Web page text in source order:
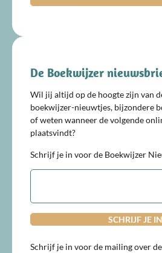
De Boekwijzer
Wil jij altijd op de hoogte zijn van
boekwijzer-nieuwtjes, bijzondere
of weten wanneer de volgende
plaatsvindt?
Schrijf je in voor de Boekwijzer
E-
Schrijf je in voor de mailing over